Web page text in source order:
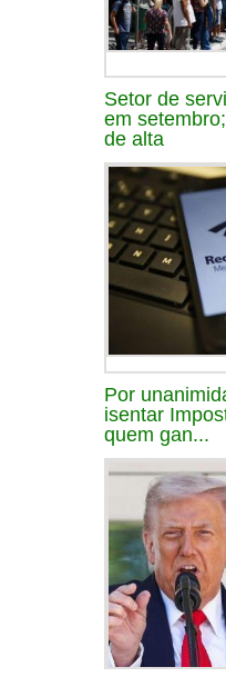
Setor de
em
de alta
Por
isentar
quem gan...